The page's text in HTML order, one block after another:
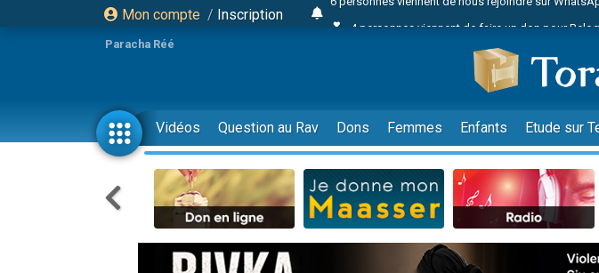
Mon compte / Inscription
17 personnes viennent de demander une
4 personnes viennent de nous rejoindre sur
Il reste 49 places pour étudier en groupe sur
23 personnes viennent de faire un don pour
Eva vient de donner son Maasser
4 personnes viennent de nous rejoindre sur
3 personnes viennent de nous rejoindre sur
3 personnes viennent de faire un don pour 5
Paracha Réé
Vidéos Question au Rav Dons Femmes Enfants Etude sur